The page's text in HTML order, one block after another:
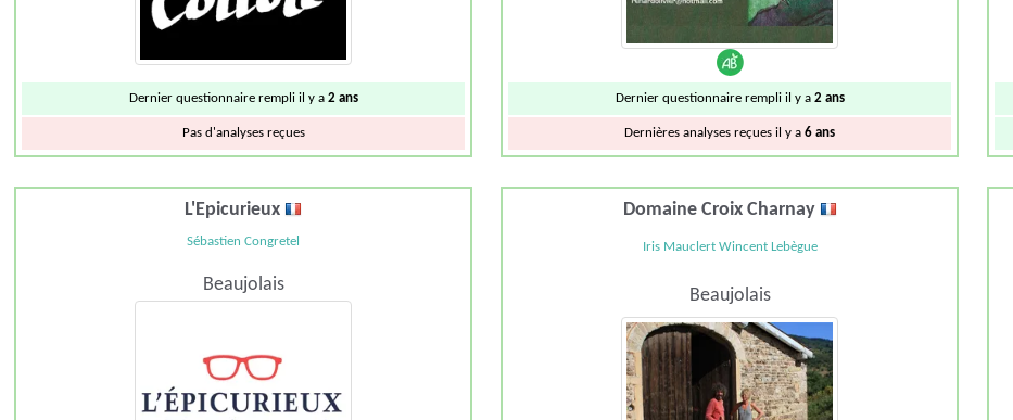
Dernier questionnaire rempli il y a 2 ans
Pas d'analyses reçues
Dernier questionnaire rempli il y a 2 ans
Dernières analyses reçues il y a 6 ans
L'Epicurieux
Sébastien Congretel
Beaujolais
Domaine Croix Charnay
Iris Mauclert Wincent Lebègue
Beaujolais